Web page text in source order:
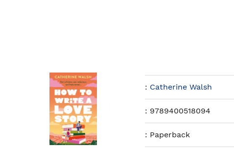
: Catherine Walsh
: 9789400518094
: Paperback